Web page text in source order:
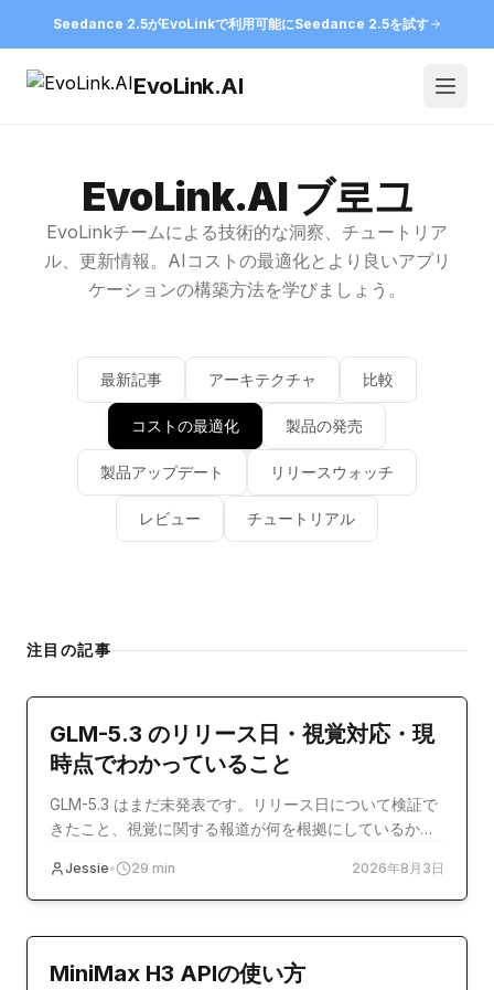
Seedance 2.5がEvoLinkで利用可能にSeedance 2.5を試す
EvoLink.AI
EvoLink.AI ブ로그
EvoLinkチームによる技術的な洞察、チュートリア
ル、更新情報。AIコストの最適化とより良いアプリ
ケーションの構築方法を学びましょう。
最新記事 アーキテクチャ 比較
コストの最適化 製品の発売
製品アップデート リリースウォッチ
レビュー チュートリアル
注目の記事
GLM-5.3 のリリース日・視覚対応・現
時点でわかっていること
GLM-5.3 はまだ未発表です。リリース日について検証で
きたこと、視覚に関する報道が何を根拠にしているか、
Jessie• 29 min 2026年8月3日
チュートリアル
MiniMax H3 APIの使い方